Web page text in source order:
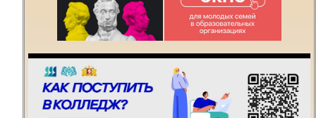
Написать о проблеме